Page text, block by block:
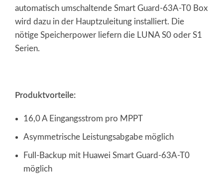
automatisch umschaltende Smart Guard-63A-T0 Box
wird dazu in der Hauptzuleitung installiert. Die
nötige Speicherpower liefern die LUNA S0 oder S1
Serien.
Produktvorteile:
16,0 A Eingangsstrom pro MPPT
Asymmetrische Leistungsabgabe möglich
Full-Backup mit Huawei Smart Guard-63A-T0
möglich